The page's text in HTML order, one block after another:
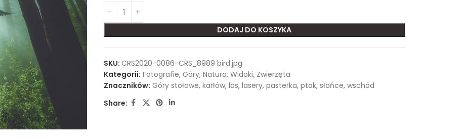
DODAJ DO KOSZYKA
SKU: CRS2020-0086-CRS_8989 bird.jpg
Kategorii: Fotografie, Góry, Natura, Widoki, Zwierzęta
Znaczników: Góry stołowe, karłów, las, lasery, pasterka, ptak, słońce, wschód
Share: